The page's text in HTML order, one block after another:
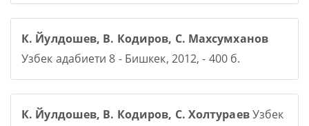
К. Йулдошев, В. Кодиров, С. Махсумханов
Узбек адабиети 8 - Бишкек, 2012, - 400 б.
К. Йулдошев, В. Кодиров, С. ХолтураевУзбек